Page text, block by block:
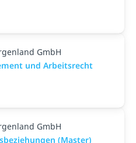
GmbH
und Arbeitsrecht
GmbH
(Master)